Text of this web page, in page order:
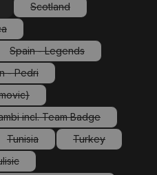
verfügbar.)
ist zurzeit nicht verfügbar.)
Scotland
(Diese Option ist zurzeit
verfügbar.)
Option ist zurzeit nicht verfügbar.)
nicht verfügbar.)
Spain - Legends
(Diese Option ist zurzeit
nicht verfügbar.)
- Pedri
(Diese Option ist zurzeit nicht
ist zurzeit nicht verfügbar.)
incl. Team Badge
Option ist zurzeit nicht verfügbar.)
nicht verfügbar.)
Tunisia
(Diese Option ist zurzeit nicht
Turkey
(Diese Option
ist zurzeit nicht verfügbar.)